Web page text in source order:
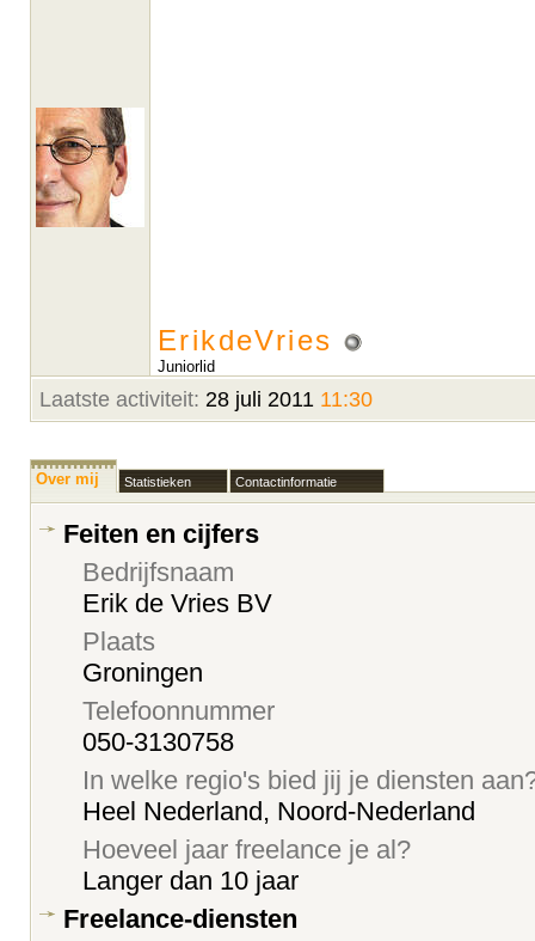
ErikdeVries
Juniorlid
Laatste activiteit: 28 juli 2011 11:30
Over mij Statistieken Contactinformatie
Feiten en cijfers
Bedrijfsnaam
Erik de Vries BV
Plaats
Groningen
Telefoonnummer
050-3130758
In welke regio's bied jij je diensten
Heel Nederland, Noord-Nederland
Hoeveel jaar freelance je al?
Langer dan 10 jaar
Freelance-diensten